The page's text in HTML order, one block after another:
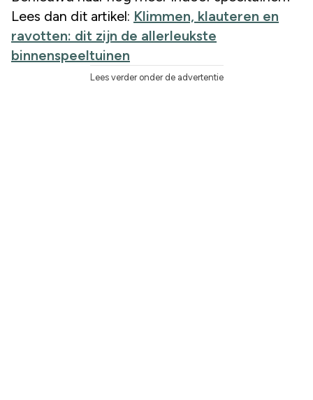
Lees dan dit artikel: Klimmen, klauteren en
ravotten: dit zijn de allerleukste
binnenspeeltuinen
Lees verder onder de advertentie